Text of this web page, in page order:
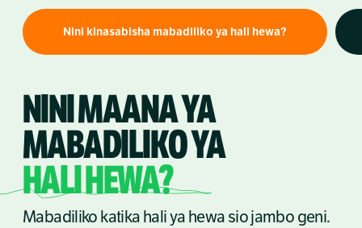
Nini kinasabisha mabadiliko ya hali hewa?
NINI MAANA YA
MABADILIKO YA
HALI HEWA?
Mabadiliko katika hali ya hewa sio jambo geni.